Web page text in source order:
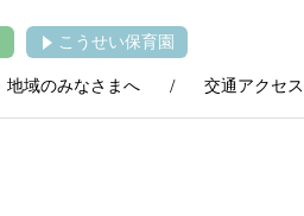
こうせい保育園
地域のみなさまへ 交通アクセス